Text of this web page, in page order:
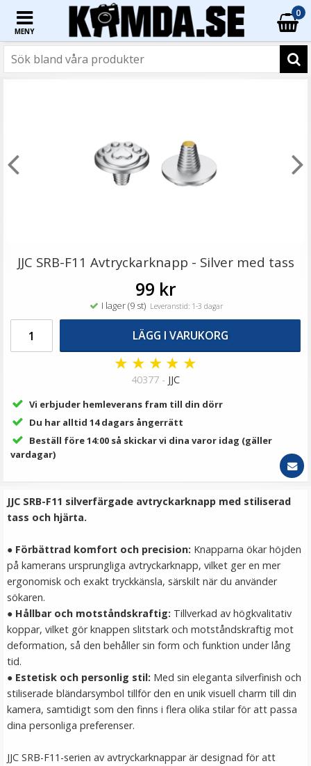
MENY
0
79 kr
4x Skruvadapter A25 1/4-tums hane till M5-hane för
★★★ ★★
LÄGG I VARUKORG
JJC SRB-F11 Avtryckarknapp - Silver med tass
99 kr
I lager (9 st) Leveranstid: 1-3 dagar
LÄGG I VARUKORG
★ ★ ★ ★ ★
40377 - JJC
Vi erbjuder hemleverans fram till din dörr
Du har alltid 14 dagars ångerrätt
Beställ före 14:00 så skickar vi dina varor idag (gäller
vardagar)
JJC SRB-F11 silverfärgade avtryckarknapp med stiliserad
tass och hjärta.
● Förbättrad komfort och precision: Knapparna ökar höjden
på kamerans ursprungliga avtryckarknapp, vilket ger en mer
ergonomisk och exakt tryckkänsla, särskilt när du använder
sökaren.
● Hållbar och motståndskraftig: Tillverkad av högkvalitativ
koppar, vilket gör knappen slitstark och motståndskraftig mot
deformation, så den behåller sin form och funktion under lång
tid.
● Estetisk och personlig stil: Med sin eleganta silverfinish och
stiliserade bländarsymbol tillför den en unik visuell charm till din
kamera, samtidigt som den finns i flera olika stilar för att passa
dina personliga preferenser.
JJC SRB-F11-serien av avtryckarknappar är designad för att